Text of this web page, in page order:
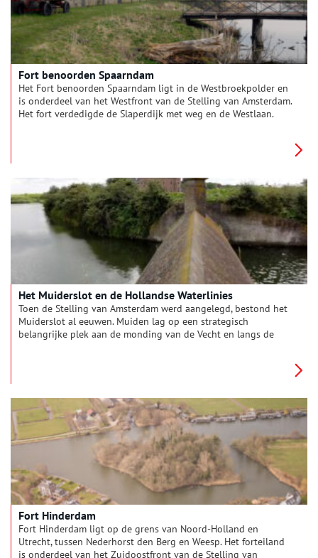
Fort benoorden Spaarndam
Het Fort benoorden Spaarndam ligt in de Westbroekpolder en
is onderdeel van het Westfront van de Stelling van Amsterdam.
Het fort verdedigde de Slaperdijk met weg en de Westlaan.
Het Muiderslot en de Hollandse Waterlinies
Toen de Stelling van Amsterdam werd aangelegd, bestond het
Muiderslot al eeuwen. Muiden lag op een strategisch
belangrijke plek aan de monding van de Vecht en langs de
Fort Hinderdam
Fort Hinderdam ligt op de grens van Noord-Holland en
Utrecht, tussen Nederhorst den Berg en Weesp. Het forteiland
is onderdeel van het Zuidoostfront van de Stelling van